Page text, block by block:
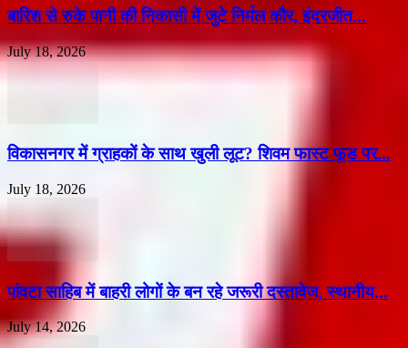
बारिश से रुके पानी की निकासी में जुटे निर्मल कौर, इंदरजीत...
July 18, 2026
विकासनगर में ग्राहकों के साथ खुली लूट? शिवम फास्ट फूड पर...
July 18, 2026
पांवटा साहिब में बाहरी लोगों के बन रहे जरूरी दस्तावेज, स्थानीय...
July 14, 2026